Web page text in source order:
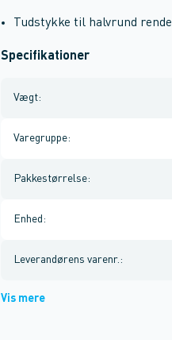
Tudstykke til halvrund rende
Specifikationer
Vægt:
Varegruppe:
Pakkestørrelse:
Enhed :
Leverandørens varenr. :
Vis mere